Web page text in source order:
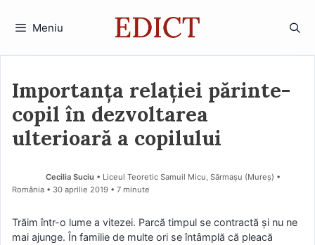
Meniu
Importanța relației părinte-
copil în dezvoltarea
ulterioară a copilului
Cecilia Suciu • Liceul Teoretic Samuil Micu, Sărmașu (Mureş) •
România
30 aprilie 2019 • 7 minute
Trăim într-o lume a vitezei. Parcă timpul se contractă și nu ne
mai ajunge. În familie de multe ori se întâmplă că pleacă